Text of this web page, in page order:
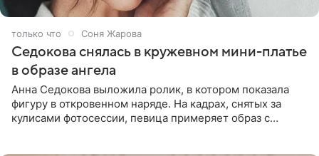
только что Соня Жарова
Седокова снялась в кружевном мини-платье
в образе ангела
Анна Седокова выложила ролик, в котором показала
фигуру в откровенном наряде. На кадрах, снятых за
кулисами фотосессии, певица примеряет образ с